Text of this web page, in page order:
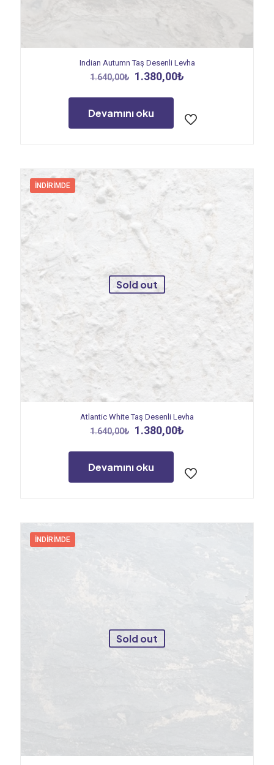
Indian Autumn Taş Desenli Levha
1.640,00₺ Orijinal
1.640,00₺.
1.380,00₺
Devamını oku
İNDIRIMDE
Sold out
Atlantic White Taş Desenli Levha
1.640,00₺ Orijinal
1.640,00₺.
1.380,00₺
Devamını oku
İNDIRIMDE
Sold out